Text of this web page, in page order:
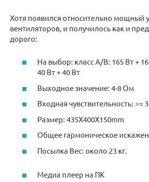
Хотя появился относительно мощный
вентиляторов, и получилось как и
дорого:
На выбор: класс A/B: 165 Вт +
40 Вт + 40 Вт
Выходное значение: 4-8 Ом
Входная чувствительность: >=
Размер: 435X400X150mm
Общее гармоническое
Посылка Вес: около 23 кг.
Медиа плеер на ПК